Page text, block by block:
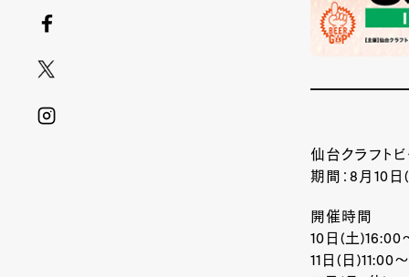
仙台クラフト
期間：8月10
開催時間
10日(土)16:00
11日(日)11:00